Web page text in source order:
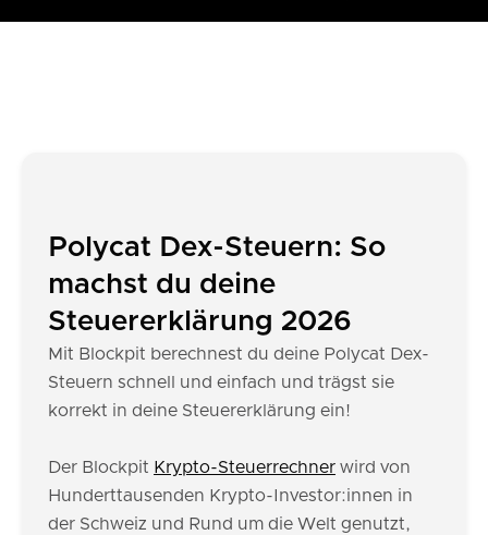
Polycat Dex-Steuern: So
machst du deine
Steuererklärung 2026
Mit Blockpit berechnest du deine Polycat Dex-
Steuern schnell und einfach und trägst sie
korrekt in deine Steuererklärung ein!
Der Blockpit Krypto-Steuerrechner wird von
Hunderttausenden Krypto-Investor:innen in
der Schweiz und Rund um die Welt genutzt,